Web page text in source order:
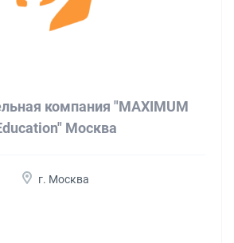
компания "MAXIMUM
Москва
г. Москва